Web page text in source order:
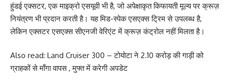
हुंडई एक्सटर, एक माइक्रो एसयूवी भी है, जो अपेक्षाकृत किफायती मूल्य पर क्रूज़
नियंत्रण भी प्रदान करती है। यह मिड-स्पेक एसएक्स ट्रिम से उपलब्ध है,
लेकिन एक्सटर एसएक्स सीएनजी वेरिएंट में क्रूज़ कंट्रोल नहीं मिलता है।
Also read: Land Cruiser 300 – टोयोटा ने 2.10 करोड़ की गाड़ी को
ग्राहकों से माँगा वापस , मुफ्त में करेगी अपडेट